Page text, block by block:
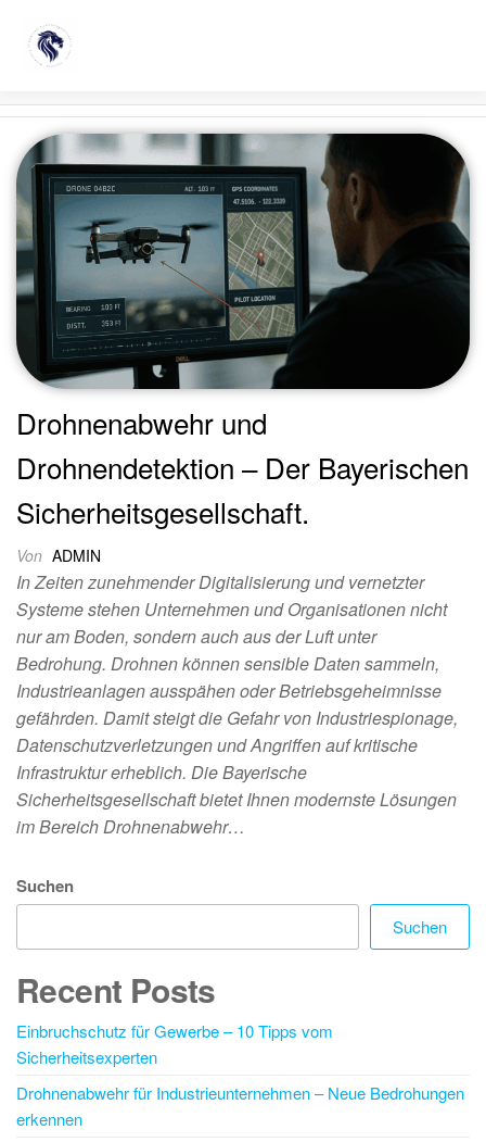
Schlagwort:
Veransaltungsschutz
Drohnenabwehr und
Drohnendetektion – Der Bayerischen
Sicherheitsgesellschaft.
Von ADMIN
In Zeiten zunehmender Digitalisierung und vernetzter
Systeme stehen Unternehmen und Organisationen nicht
nur am Boden, sondern auch aus der Luft unter
Bedrohung. Drohnen können sensible Daten sammeln,
Industrieanlagen ausspähen oder Betriebsgeheimnisse
gefährden. Damit steigt die Gefahr von Industriespionage,
Datenschutzverletzungen und Angriffen auf kritische
Infrastruktur erheblich. Die Bayerische
Sicherheitsgesellschaft bietet Ihnen modernste Lösungen
im Bereich Drohnenabwehr…
Suchen
Suchen
Recent Posts
Einbruchschutz für Gewerbe – 10 Tipps vom
Sicherheitsexperten
Drohnenabwehr für Industrieunternehmen – Neue Bedrohungen
erkennen